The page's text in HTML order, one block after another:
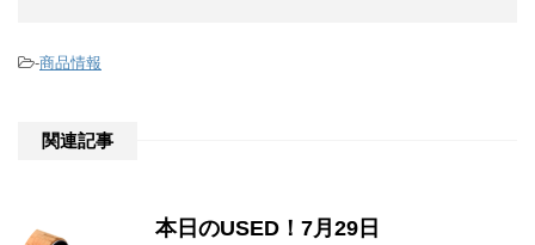
-商品情報
関連記事
本日のUSED！7月29日